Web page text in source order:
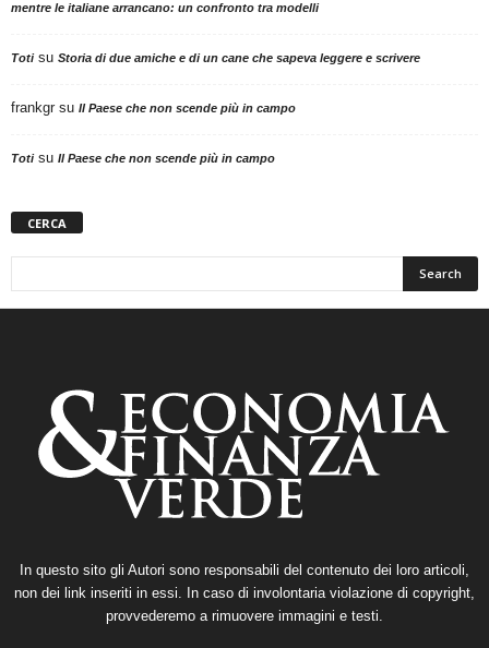
mentre le italiane arrancano: un confronto tra modelli
Totisu Storia di due amiche e di un cane che sapeva leggere e scrivere
frankgr su Il Paese che non scende più in campo
Totisu Il Paese che non scende più in campo
CERCA
In questo sito gli Autori sono responsabili del contenuto dei loro articoli,
non dei link inseriti in essi. In caso di involontaria violazione di copyright,
provvederemo a rimuovere immagini e testi.